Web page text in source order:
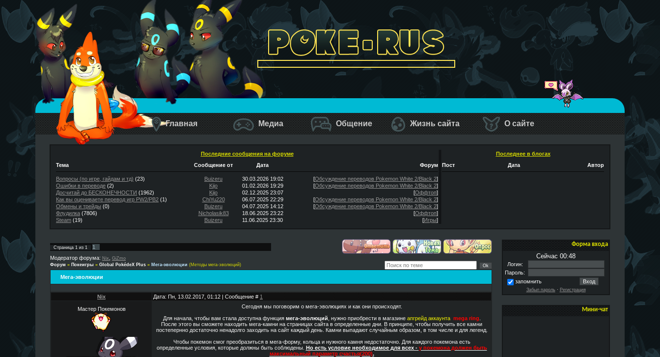
Главная Медиа Общение Жизнь сайта О сайте
Последние сообщения на форуме
Тема
Сообщение от Дата Форум
Вопросы (по игре, гайдам и тд) (23) Buizeru 30.03.2026 19:02 [Обсуждение переводов Pokemon White 2/Black 2]
Ошибки в переводе (2) Kijo 01.02.2026 19:29 [Обсуждение переводов Pokemon White 2/Black 2]
Досчитай до БЕСКОНЕЧНОСТИ (1962) Kijo 02.12.2025 23:07 [Оффтоп]
Как вы оцениваете перевод игр PW2/PB2 (1) ChiYu220 06.07.2025 22:29 [Обсуждение переводов Pokemon White 2/Black 2]
Обмены и трейды (0) Buizeru 04.07.2025 14:12 [Обсуждение переводов Pokemon White 2/Black 2]
Флудилка (7806) Nicholasik83 18.06.2025 23:22 [Оффтоп]
Steam (19) Buizeru 11.06.2025 23:30 [Игры]
Последнее в блогах
Пост
Дата Автор
Форма входа
Сейчас 00:48
Логин:
Пароль:
запомнить
Забыл пароль· Регистрация
Мини-чат
Страница 1 из 1
1
Модератор форума: Nix
GiZmo
Форум » Покеигры » Global PokédeX Plus » Мега-эволюции (Методы мега-эволюций)
Мега-эволюции
Nix Дата: Пн, 13.02.2017, 01:12 | Сообщение # 1
Мастер Покемонов
Сегодня мы поговорим о мега-эволюциях и как они происходят.
Для начала, чтобы вам стала доступна функция мега-эволюций , нужно приобрести в магазине апгрейд аккаунта mega ring
После этого вы сможете находить мега-камни на страницах сайта в определенные дни. В принципе, чтобы получить все камни
постепернно достаточно ненадолго заходить на сайт каждый день. Камни выпадают случайным образом, в том числе и для легенд.
Чтобы покемон смог преобразиться в мега-форму, кольца и нужного камня недостаточно. Для каждого покемона есть
определенные условия, которые должны быть соблюдены. Но есть условие необходимое для всех - у покемона должен быть
максимальный параметр счастья(200).